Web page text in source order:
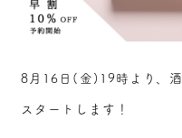
8月16日(金)19時より、
スタートします！